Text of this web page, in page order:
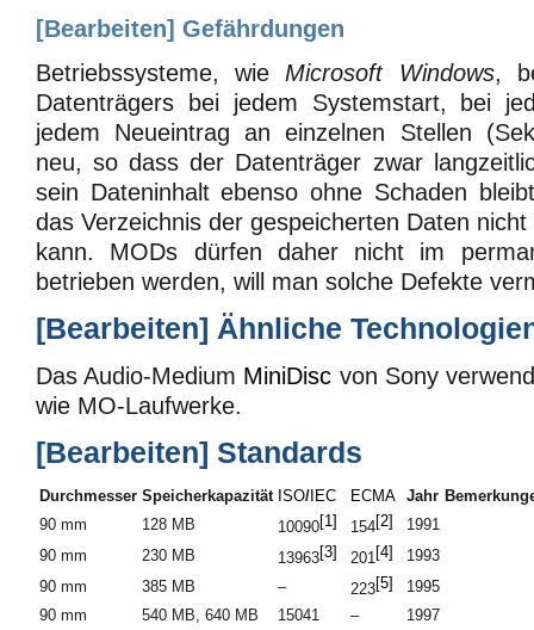
[Bearbeiten] Gefährdungen
Betriebssysteme, wieMicrosoft Windows,
Datenträgers bei jedem Systemstart, bei
jedem Neueintrag an einzelnen Stellen
neu, so dass der Datenträger zwar
sein Dateninhalt ebenso ohne Schaden
das Verzeichnis der gespeicherten Daten
kann. MODs dürfen daher nicht im
betrieben werden, will man solche Defekte
[Bearbeiten] Ähnliche
Das Audio-Medium MiniDisc von Sony
wie MO-Laufwerke.
[Bearbeiten] Standards
Durchmesser Speicherkapazität ISO/ IEC ECMA Jahr
90 mm
128 MB 10090[1] 154[2]
1991
90 mm
230 MB 13963[3] 201[4]
1993
90 mm
385 MB – 223[5]
1995
90 mm
540 MB, 640 MB 15041 –
1997